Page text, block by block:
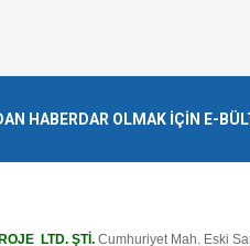
HABERDAR OLMAK İÇİN E-
LTD. ŞTİ. Cumhuriyet Mah. Eski